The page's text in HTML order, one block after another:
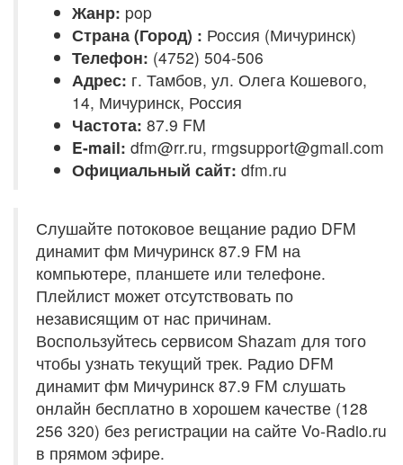
Жанр: pop
Страна (Город) : Россия (Мичуринск)
Телефон: (4752) 504-506
Адрес: г. Тамбов, ул. Олега Кошевого,
14, Мичуринск, Россия
Частота: 87.9 FM
E-mail: dfm@rr.ru, rmgsupport@gmail.com
Официальный сайт: dfm.ru
Слушайте потоковое вещание радио DFM
динамит фм Мичуринск 87.9 FM на
компьютере, планшете или телефоне.
Плейлист может отсутствовать по
независящим от нас причинам.
Воспользуйтесь сервисом Shazam для того
чтобы узнать текущий трек. Радио DFM
динамит фм Мичуринск 87.9 FM слушать
онлайн бесплатно в хорошем качестве (128
256 320) без регистрации на сайте Vo-Radio.ru
в прямом эфире.